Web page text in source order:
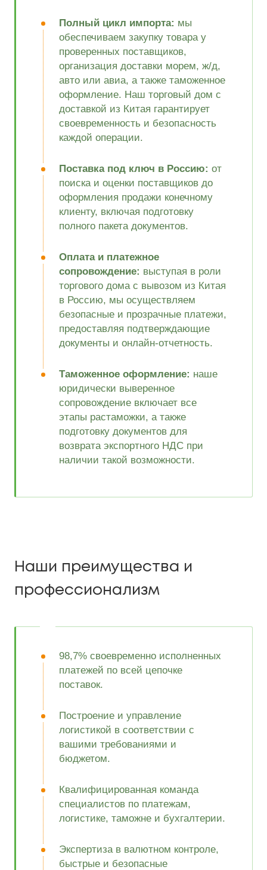
Полный цикл импорта: мы
обеспечиваем закупку товара у
проверенных поставщиков,
организация доставки морем, ж/д,
авто или авиа, а также таможенное
оформление. Наш торговый дом с
доставкой из Китая гарантирует
своевременность и безопасность
каждой операции.
Поставка под ключ в Россию: от
поиска и оценки поставщиков до
оформления продажи конечному
клиенту, включая подготовку
полного пакета документов.
Оплата и платежное
сопровождение: выступая в роли
торгового дома с вывозом из Китая
в Россию, мы осуществляем
безопасные и прозрачные платежи,
предоставляя подтверждающие
документы и онлайн-отчетность.
Таможенное оформление: наше
юридически выверенное
сопровождение включает все
этапы растаможки, а также
подготовку документов для
возврата экспортного НДС при
наличии такой возможности.
Наши преимущества и
профессионализм
98,7% своевременно исполненных
платежей по всей цепочке
поставок.
Построение и управление
логистикой в соответствии с
вашими требованиями и
бюджетом.
Квалифицированная команда
специалистов по платежам,
логистике, таможне и бухгалтерии.
Экспертиза в валютном контроле,
быстрые и безопасные